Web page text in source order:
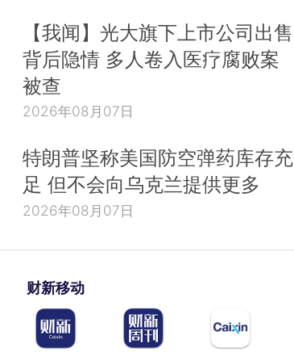
【我闻】光大旗下上市公司出售
背后隐情 多人卷入医疗腐败案
被查
2026年08月07日
特朗普坚称美国防空弹药库存充
足 但不会向乌克兰提供更多
2026年08月07日
财新移动